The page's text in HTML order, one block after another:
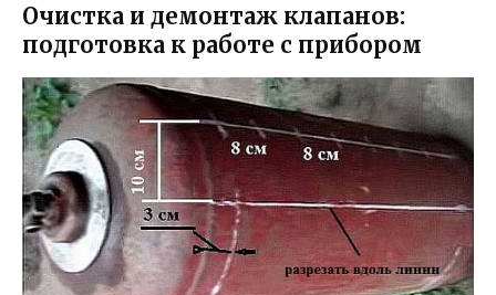
Очистка и демонтаж клапанов:
подготовка к работе с прибором